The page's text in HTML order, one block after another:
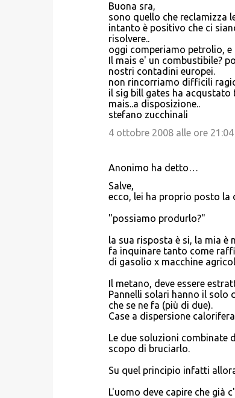
Buona sra,
sono quello che reclamizza
intanto è positivo che ci
risolvere..
oggi comperiamo petrolio,
Il mais e' un combustibile?
nostri contadini europei.
non rincorriamo difficili
il sig bill gates ha
mais..a disposizione..
stefano zucchinali
4 ottobre 2008 alle ore 21:04
Anonimo ha detto…
Salve,
ecco, lei ha proprio posto la
"possiamo produrlo?"
la sua risposta è si, la mia è
fa inquinare tanto come
di gasolio x macchine
Il metano, deve essere
Pannelli solari hanno il solo
che se ne fa (più di due).
Case a dispersione
Le due soluzioni combinate
scopo di bruciarlo.
Su quel principio infatti
L'uomo deve capire che già